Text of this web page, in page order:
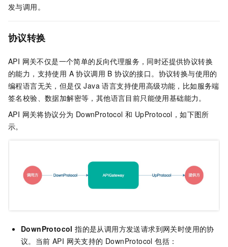
发与调用。
协议转换
API 网关不仅是一个简单的反向代理服务，同时还提供协议转换
的能力，支持使用 A 协议调用 B 协议的接口。协议转换与使用的
编程语言无关，但是仅 Java 语言支持使用高级功能，比如服务端
签名校验、数据加解密等，其他语言目前只能使用基础能力。
API 网关将协议分为 DownProtocol 和 UpProtocol，如下图所
示。
DownProtocol 指的是从调用方发送请求到网关时使用的协
议。当前 API 网关支持的 DownProtocol 包括：